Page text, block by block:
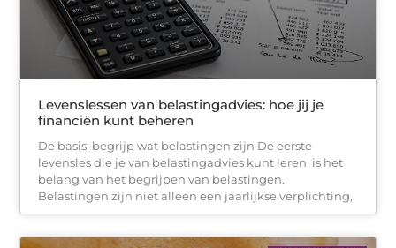
Levenslessen van belastingadvies: hoe jij je
financiën kunt beheren
De basis: begrijp wat belastingen zijn De eerste
levensles die je van belastingadvies kunt leren, is het
belang van het begrijpen van belastingen.
Belastingen zijn niet alleen een jaarlijkse verplichting,